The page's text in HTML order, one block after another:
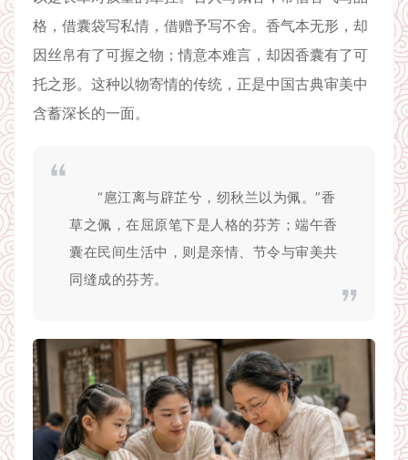
格，借囊袋写私情，借赠予写不舍。香气本无形，却
因丝帛有了可握之物；情意本难言，却因香囊有了可
托之形。这种以物寄情的传统，正是中国古典审美中
含蓄深长的一面。
“扈江离与辟芷兮，纫秋兰以为佩。”香
草之佩，在屈原笔下是人格的芬芳；端午香
囊在民间生活中，则是亲情、节令与审美共
同缝成的芬芳。